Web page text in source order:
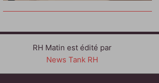
RH Matin est édité par
News Tank RH